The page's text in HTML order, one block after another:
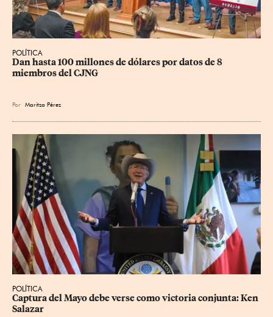
POLÍTICA
Dan hasta 100 millones de dólares por datos de 8
miembros del CJNG
Por Maritza Pérez
POLÍTICA
Captura del Mayo debe verse como victoria conjunta: Ken
Salazar